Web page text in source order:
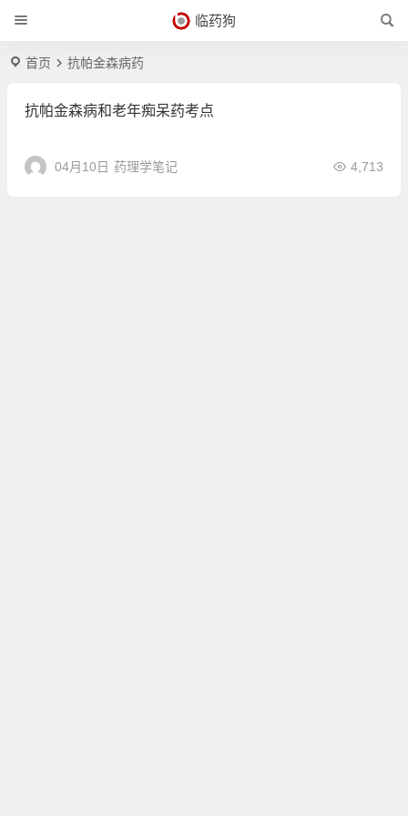
临药狗
首页 抗帕金森病药
抗帕金森病和老年痴呆药考点
04月10日 药理学笔记 4,713